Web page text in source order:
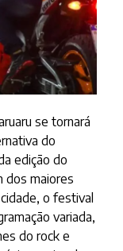
se tornará
do
edição do
dos maiores
o festival
variada,
do rock e